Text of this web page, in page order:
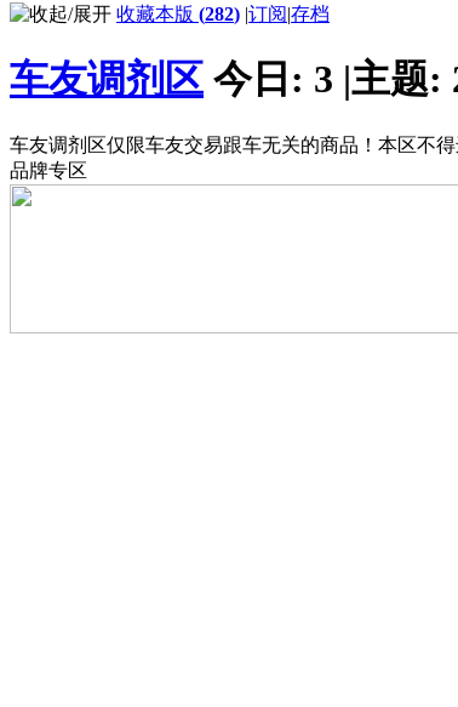
收藏本版 (282) |订阅|存档
车友调剂区 今日: 3 |主题:
车友调剂区仅限车友交易跟车无关的商品！本区不
品牌专区